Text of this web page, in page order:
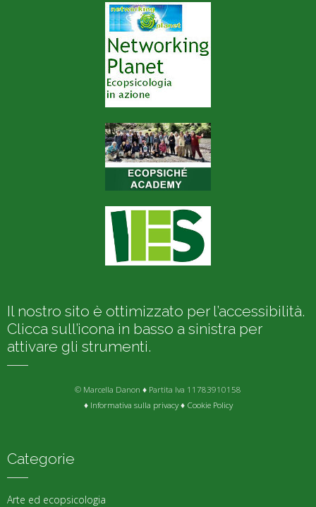
Il nostro sito è ottimizzato per l’accessibilità.
Clicca sull’icona in basso a sinistra per
attivare gli strumenti.
© Marcella Danon ♦ Partita Iva 11783910158
♦ Informativa sulla privacy♦ Cookie Policy
Categorie
Arte ed ecopsicologia